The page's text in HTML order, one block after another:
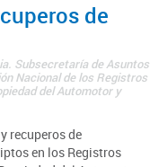
de
Subsecretaría de Asuntos
Nacional de los Registros
del Automotor y
recuperos de
en los Registros